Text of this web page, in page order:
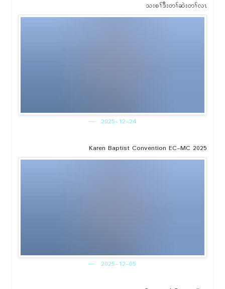
သးစၢ်ဒီးတၢ်ဆဲးတၢ်လၤ
2025-12-24
Karen Baptist Convention EC-MC 2025
2025-12-05